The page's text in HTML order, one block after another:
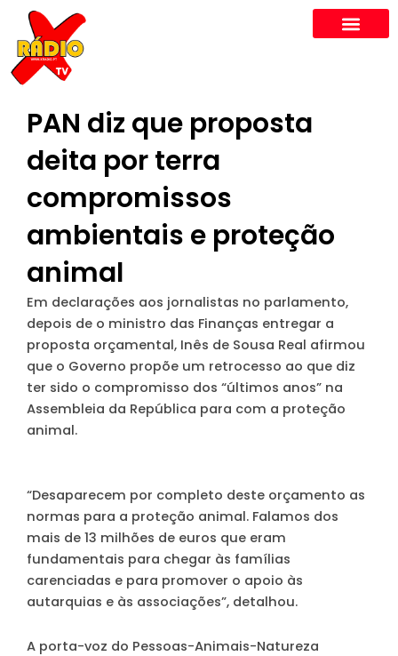
content
PAN diz que proposta
deita por terra
compromissos
ambientais e proteção
animal
Em declarações aos jornalistas no parlamento,
depois de o ministro das Finanças entregar a
proposta orçamental, Inês de Sousa Real afirmou
que o Governo propõe um retrocesso ao que diz
ter sido o compromisso dos “últimos anos” na
Assembleia da República para com a proteção
animal.
“Desaparecem por completo deste orçamento as
normas para a proteção animal. Falamos dos
mais de 13 milhões de euros que eram
fundamentais para chegar às famílias
carenciadas e para promover o apoio às
autarquias e às associações”, detalhou.
A porta-voz do Pessoas-Animais-Natureza